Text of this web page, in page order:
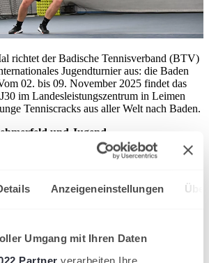
Anzeigeneinstellungen
Umgang mit Ihren Daten
Partner verarbeiten Ihre
richtet der Badische Tennisverband (BTV)
Jugendturnier aus: die Baden
02. bis 09. November 2025 findet das
im Landesleistungszentrum in Leimen
Tenniscracks aus aller Welt nach Baden.
und Jugend-
nun schon zum fünften Mal durchführen, ist
Ansporn zugleich“, sagt Turnierdirektor
optimale Bedingungen und daran wollen
anknüpfen.“ Auch die Mischung im